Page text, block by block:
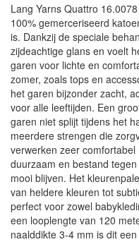
Lang Yarns Quattro
100% gemerceriseerd
is. Dankzij de speciale
zijdeachtige glans en voelt
garen voor lichte en
zomer, zoals tops en
het garen bijzonder zacht,
voor alle leeftijden. Een
garen niet splijt tijdens het
meerdere strengen die
verwerken zeer
duurzaam en bestand
mooi blijven. Het
van heldere kleuren tot
perfect voor zowel
een looplengte van 120
naalddikte 3-4 mm is dit